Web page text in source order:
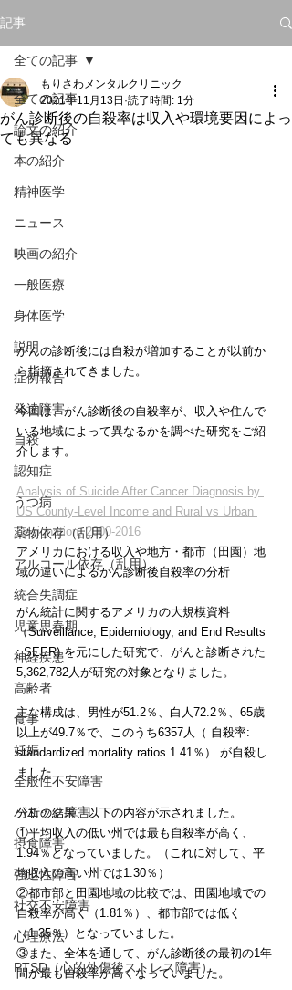
記事
全ての記事
論文の紹介
本の紹介
精神医学
ニュース
映画の紹介
一般医療
身体医学
説明
症例報告
発達障害
自殺
認知症
うつ病
薬物依存（乱用）
アルコール依存（乱用）
統合失調症
児童思春期
神経疾患
高齢者
食事
妊娠
全般性不安障害
パニック障害
摂食障害
強迫性障害
社交不安障害
心理療法
PTSD（心的外傷後ストレス障害）
全ての記事
がん診断後の自殺率は収入や環境要因によっ
ても異なる
もりさわメンタルクリニック
2021年11月13日 読了時間: 1分
がんの診断後には自殺が増加することが以前か
ら指摘されてきました。
今回は、がん診断後の自殺率が、収入や住んで
いる地域によって異なるかを調べた研究をご紹
介します。
Analysis of Suicide After Cancer Diagnosis by
US County-Level Income and Rural vs Urban
Designation, 2000-2016
アメリカにおける収入や地方・都市（田園）地
域の違いによるがん診断後自殺率の分析
がん統計に関するアメリカの大規模資料
（Surveillance, Epidemiology, and End Results
: SEER) を元にした研究で、がんと診断された
5,362,782人が研究の対象となりました。
主な構成は、男性が51.2％、白人72.2％、65歳
以上が49.7％で、このうち6357人（ 自殺率:
standardized mortality ratios 1.41％） が自殺し
ました
分析の結果、以下の内容が示されました。
①平均収入の低い州では最も自殺率が高く、
1.94％となっていました。（これに対して、平
均収入の高い州では1.30％）
②都市部と田園地域の比較では、田園地域での
自殺率が高く（1.81％）、都市部では低く
（1.35％）となっていました。
③また、全体を通して、がん診断後の最初の1年
間が最も自殺率が高くなっていました。